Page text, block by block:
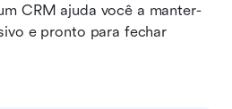
CRM ajuda você a manter-
e pronto para fechar